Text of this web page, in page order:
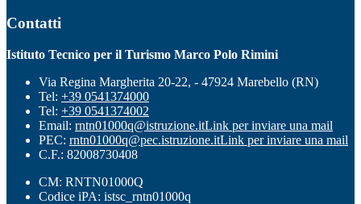
Contatti
Istituto Tecnico per il Turismo Marco Polo Rimini
Via Regina Margherita 20-22, - 47924 Marebello (RN)
Tel: +39 0541374000
Tel: +39 0541374002
Email: rntn01000q@istruzione.itLink per inviare una mail
PEC: rntn01000q@pec.istruzione.itLink per inviare una mail
C.F.: 82008730408
CM: RNTN01000Q
Codice iPA: istsc_rntn01000q